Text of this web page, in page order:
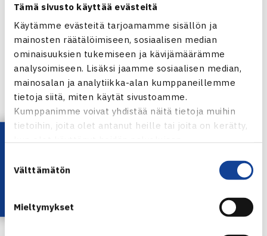
Tämä sivusto käyttää evästeitä
Käytämme evästeitä tarjoamamme sisällön ja
mainosten räätälöimiseen, sosiaalisen median
ominaisuuksien tukemiseen ja kävijämäärämme
analysoimiseen. Lisäksi jaamme sosiaalisen median,
mainosalan ja analytiikka-alan kumppaneillemme
tietoja siitä, miten käytät sivustoamme.
Kumppanimme voivat yhdistää näitä tietoja muihin
tietoihin, joita olet antanut heille tai joita on kerätty,
valinta
Välttämätön
Mieltymykset
SEB JGP:n visuaalista ilmettä on muutettu. Tämä näkyy
kilpailujen julisteissa, muissa painotöissä ja verkkosivuilla,
jotka julkaistaan uudessa osoitteessa
http://www.sebnextgenerationfinland.fi/
Uutuuksina verkkosivuilla on mm. osallistujien omat
pelaajakortit, blogit, videot ja kilpailutapahtumien esittelyt.
Lisätietoja tapahtumista saa kilpailusarjan verkkosivuilta,
Tennisliitto jäsenseurojensa kanssa. Tennisliitto kiittää
Lataa OmaTennis!